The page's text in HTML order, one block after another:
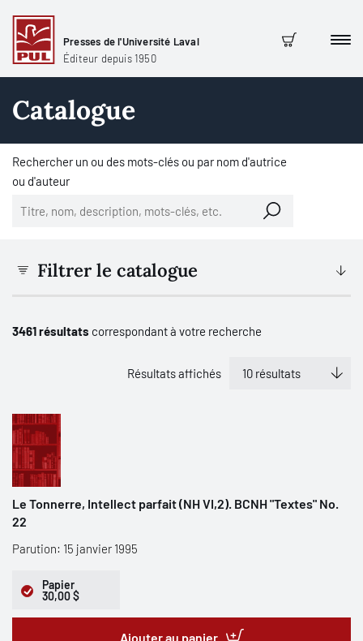
Presses de l'Université Laval
Éditeur depuis 1950
Panier
Catalogue
Rechercher un ou des mots-clés ou par nom d'autrice
ou d'auteur
Filtrer le catalogue
3461 résultats correspondant à votre recherche
Résultats affichés
Le Tonnerre, Intellect parfait (NH VI,2). BCNH "Textes" No.
22
Parution: 15 janvier 1995
Papier
30,00 $
Ajouter au panier